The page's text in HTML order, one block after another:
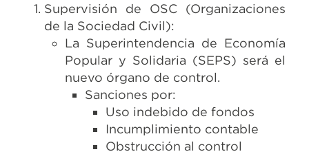
Supervisión de OSC (Organizaciones
de la Sociedad Civil):
La Superintendencia de Economía
Popular y Solidaria (SEPS) será el
nuevo órgano de control.
Sanciones por:
Uso indebido de fondos
Incumplimiento contable
Obstrucción al control